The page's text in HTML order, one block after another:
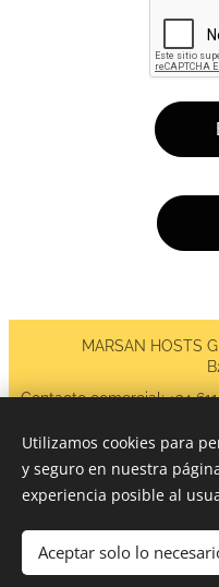
MARSAN HOSTS
Contacto comercial: +34
Administración:
Utilizamos cookies para
y seguro en nuestra
experiencia posible al
Aceptar solo lo